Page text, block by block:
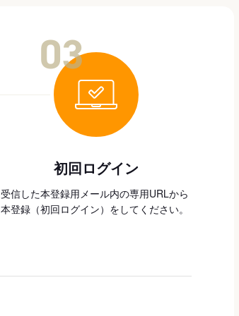
初回ログイン
受信した本登録用メール内の専用URLから
本登録（初回ログイン）をしてください。